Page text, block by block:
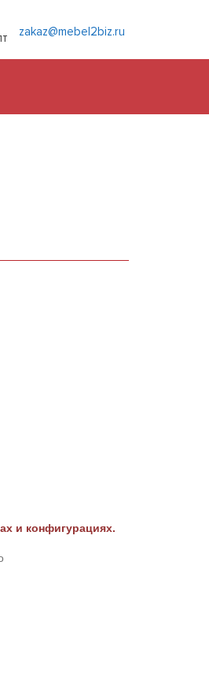
zakaz@mebel2biz.ru
и конфигурациях.